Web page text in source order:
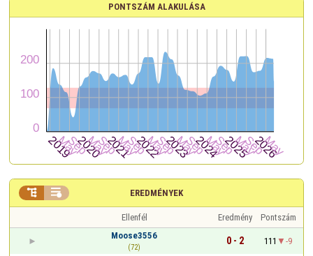
PONTSZÁM ALAKULÁSA
EREDMÉNYEK
 
Ellenfél Eredmény
Pontszám
Moose3556
(72)
0 - 2 111
-9